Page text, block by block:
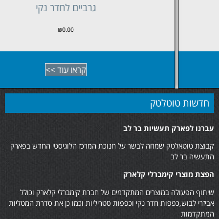
גרביים לחדר נקי
חדשות טוטלטק
עברנו לפארק תעשיות בר לב
קבוצת טוטאלטק שמחה לבשר על חנוכת המרכז הלוגיסטי החדש בפארק
התעשיה בר לב
הפצת מוצרי קימברלי קלארק
שיתוף הפעולה במוצרים המתקדמים של חברת קימברלי קלארק וכולל
אביזרי לבוש,כפפות חדר נקי וכפפות סטריליות וכמו כן את סדרת המטליות
המתקדמות